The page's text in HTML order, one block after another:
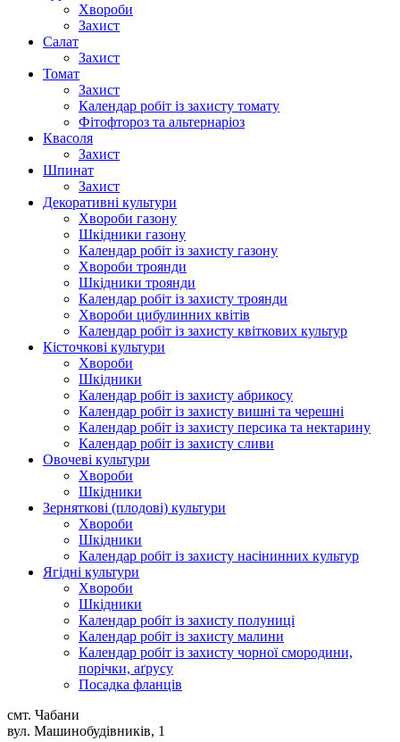
Хвороби
Захист
Салат
Захист
Томат
Захист
Календар робіт із захисту томату
Фітофтороз та альтернаріоз
Квасоля
Захист
Шпинат
Захист
Декоративні культури
Хвороби газону
Шкідники газону
Календар робіт із захисту газону
Хвороби троянди
Шкідники троянди
Календар робіт із захисту троянди
Хвороби цибулинних квітів
Календар робіт із захисту квіткових культур
Кісточкові культури
Хвороби
Шкідники
Календар робіт із захисту абрикосу
Календар робіт із захисту вишні та черешні
Календар робіт із захисту персика та нектарину
Календар робіт із захисту сливи
Овочеві культури
Хвороби
Шкідники
Зерняткові (плодові) культури
Хвороби
Шкідники
Календар робіт із захисту насінинних культур
Ягідні культури
Хвороби
Шкідники
Календар робіт із захисту полуниці
Календар робіт із захисту малини
Календар робіт із захисту чорної смородини,
порічки, аґрусу
Посадка фланців
смт. Чабани
вул. Машинобудівників, 1